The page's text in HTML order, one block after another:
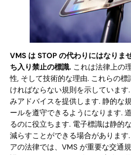
VMS は STOP の代わりにはなりま
ち入り禁止の標識. これは法律上の
性, そして技術的な理由. これらの
ければならない規則を示していま
みアドバイスを提供します. 静的な
ールを遵守できるようになります.
るのに役立ちます. 電子標識は静的
減らすことができる場合があります
アの法律では、VMS が重要な交通